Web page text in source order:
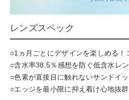
レンズスペック
○1ヵ月ごとにデザインを楽しめる！
○含水率38.5％感想を防ぐ低含水レ
○色素が直接目に触れないサンドイ
○エッジを最小限に抑え着け心地抜群